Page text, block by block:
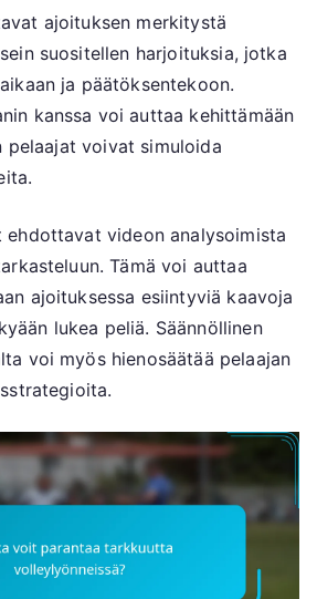
ajoituksen merkitystä
suositellen harjoituksia, jotka
ja päätöksentekoon.
kanssa voi auttaa kehittämään
pelaajat voivat simuloida
ehdottavat videon analysoimista
Tämä voi auttaa
ajoituksessa esiintyviä kaavoja
lukea peliä. Säännöllinen
voi myös hienosäätää pelaajan